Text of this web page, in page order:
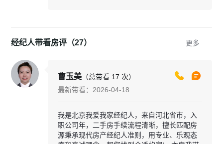
经纪人带看房评（27） 更多
曹玉美（总带看 17 次）
最新带看：2026-04-18
我是北京我爱我家经纪人，来自河北省市，入
职公司年，二手房手续流程清晰，擅长匹配房
源秉承现代房产经纪人准则，用专业、乐观态